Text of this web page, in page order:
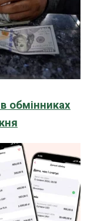
обмінниках